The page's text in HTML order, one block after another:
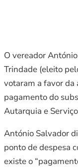
O vereador
Trindade (eleito
votaram a favor da
pagamento do
Autarquia e
António Salvador
ponto de despesa
existe o